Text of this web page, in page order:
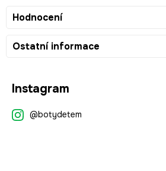
Hodnocení
Ostatní informace
Instagram
@botydetem